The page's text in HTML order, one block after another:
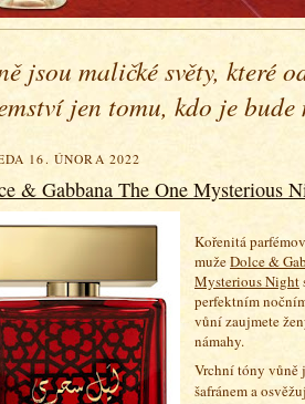
jsou maličké světy, které
jen tomu, kdo je bude
16. ÚNORA 2022
& Gabbana The One Mysterious
Kořenitá
mužeDolce &
Mysterious Night
perfektním
vůní zaujmete
námahy.
Vrchní tóny vůně
šafránem a